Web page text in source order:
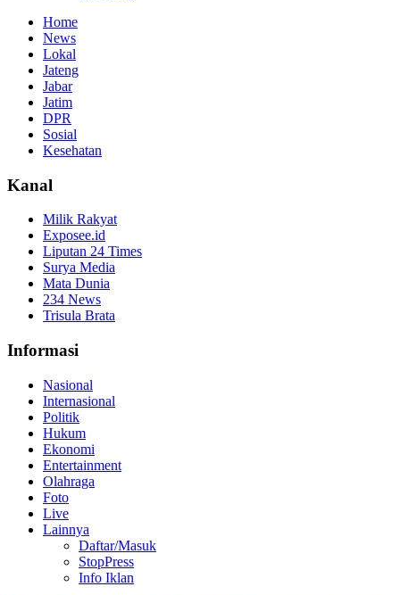
Home
News
Lokal
Jateng
Jabar
Jatim
DPR
Sosial
Kesehatan
Kanal
Milik Rakyat
Exposee.id
Liputan 24 Times
Surya Media
Mata Dunia
234 News
Trisula Brata
Informasi
Nasional
Internasional
Politik
Hukum
Ekonomi
Entertainment
Olahraga
Foto
Live
Lainnya
Daftar/Masuk
StopPress
Info Iklan